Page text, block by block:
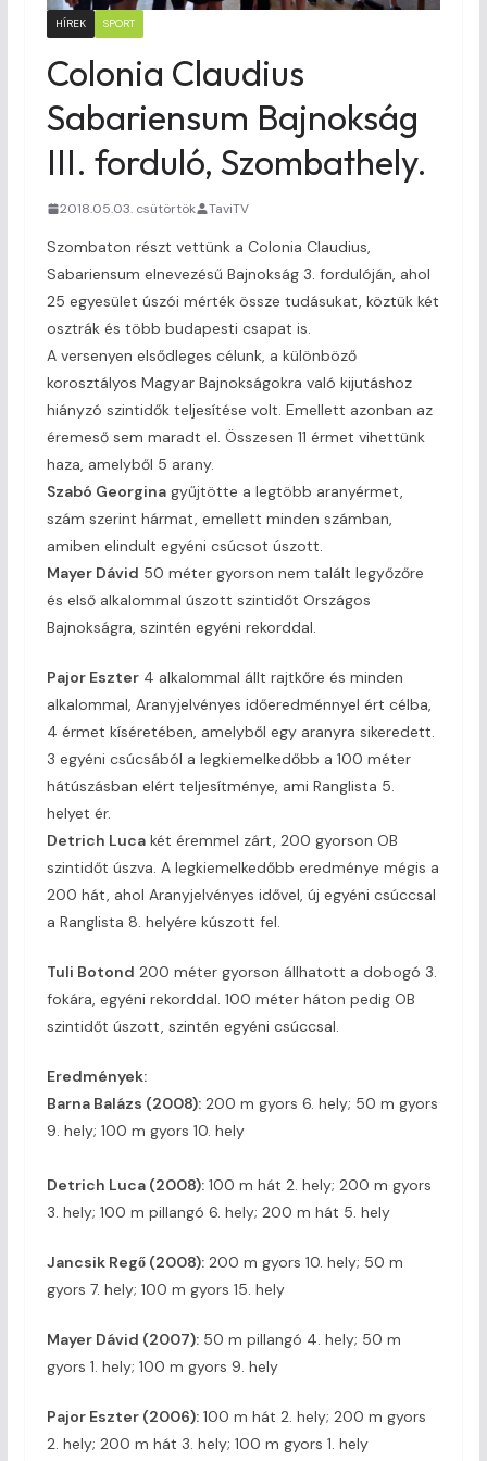
HÍREK SPORT
Colonia Claudius
Sabariensum Bajnokság
III. forduló, Szombathely.
2018.05.03. csütörtök TaviTV
Szombaton részt vettünk a Colonia Claudius,
Sabariensum elnevezésű Bajnokság 3. fordulóján, ahol
25 egyesület úszói mérték össze tudásukat, köztük két
osztrák és több budapesti csapat is.
A versenyen elsődleges célunk, a különböző
korosztályos Magyar Bajnokságokra való kijutáshoz
hiányzó szintidők teljesítése volt. Emellett azonban az
éremeső sem maradt el. Összesen 11 érmet vihettünk
haza, amelyből 5 arany.
Szabó Georginagyűjtötte a legtöbb aranyérmet,
szám szerint hármat, emellett minden számban,
amiben elindult egyéni csúcsot úszott.
Mayer Dávid 50 méter gyorson nem talált legyőzőre
és első alkalommal úszott szintidőt Országos
Bajnokságra, szintén egyéni rekorddal.
Pajor Eszter4 alkalommal állt rajtkőre és minden
alkalommal, Aranyjelvényes időeredménnyel ért célba,
4 érmet kíséretében, amelyből egy aranyra sikeredett.
3 egyéni csúcsából a legkiemelkedőbb a 100 méter
hátúszásban elért teljesítménye, ami Ranglista 5.
helyet ér.
Detrich Lucakét éremmel zárt, 200 gyorson OB
szintidőt úszva. A legkiemelkedőbb eredménye mégis a
200 hát, ahol Aranyjelvényes idővel, új egyéni csúccsal
a Ranglista 8. helyére kúszott fel.
Tuli Botond 200 méter gyorson állhatott a dobogó 3.
fokára, egyéni rekorddal. 100 méter háton pedig OB
szintidőt úszott, szintén egyéni csúccsal.
Eredmények:
Barna Balázs (2008):200 m gyors 6. hely; 50 m gyors
9. hely; 100 m gyors 10. hely
Detrich Luca (2008):100 m hát 2. hely; 200 m gyors
3. hely; 100 m pillangó 6. hely; 200 m hát 5. hely
Jancsik Regő (2008):200 m gyors 10. hely; 50 m
gyors 7. hely; 100 m gyors 15. hely
Mayer Dávid (2007):50 m pillangó 4. hely; 50 m
gyors 1. hely; 100 m gyors 9. hely
Pajor Eszter (2006):100 m hát 2. hely; 200 m gyors
2. hely; 200 m hát 3. hely; 100 m gyors 1. hely